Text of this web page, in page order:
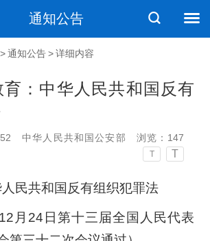
通知公告
>通知公告>详细内容
：中华人民共和国反有
中华人民共和国公安部 浏览： 147
T T
民共和国反有组织犯罪法
12月24日第十三届全国人民代表